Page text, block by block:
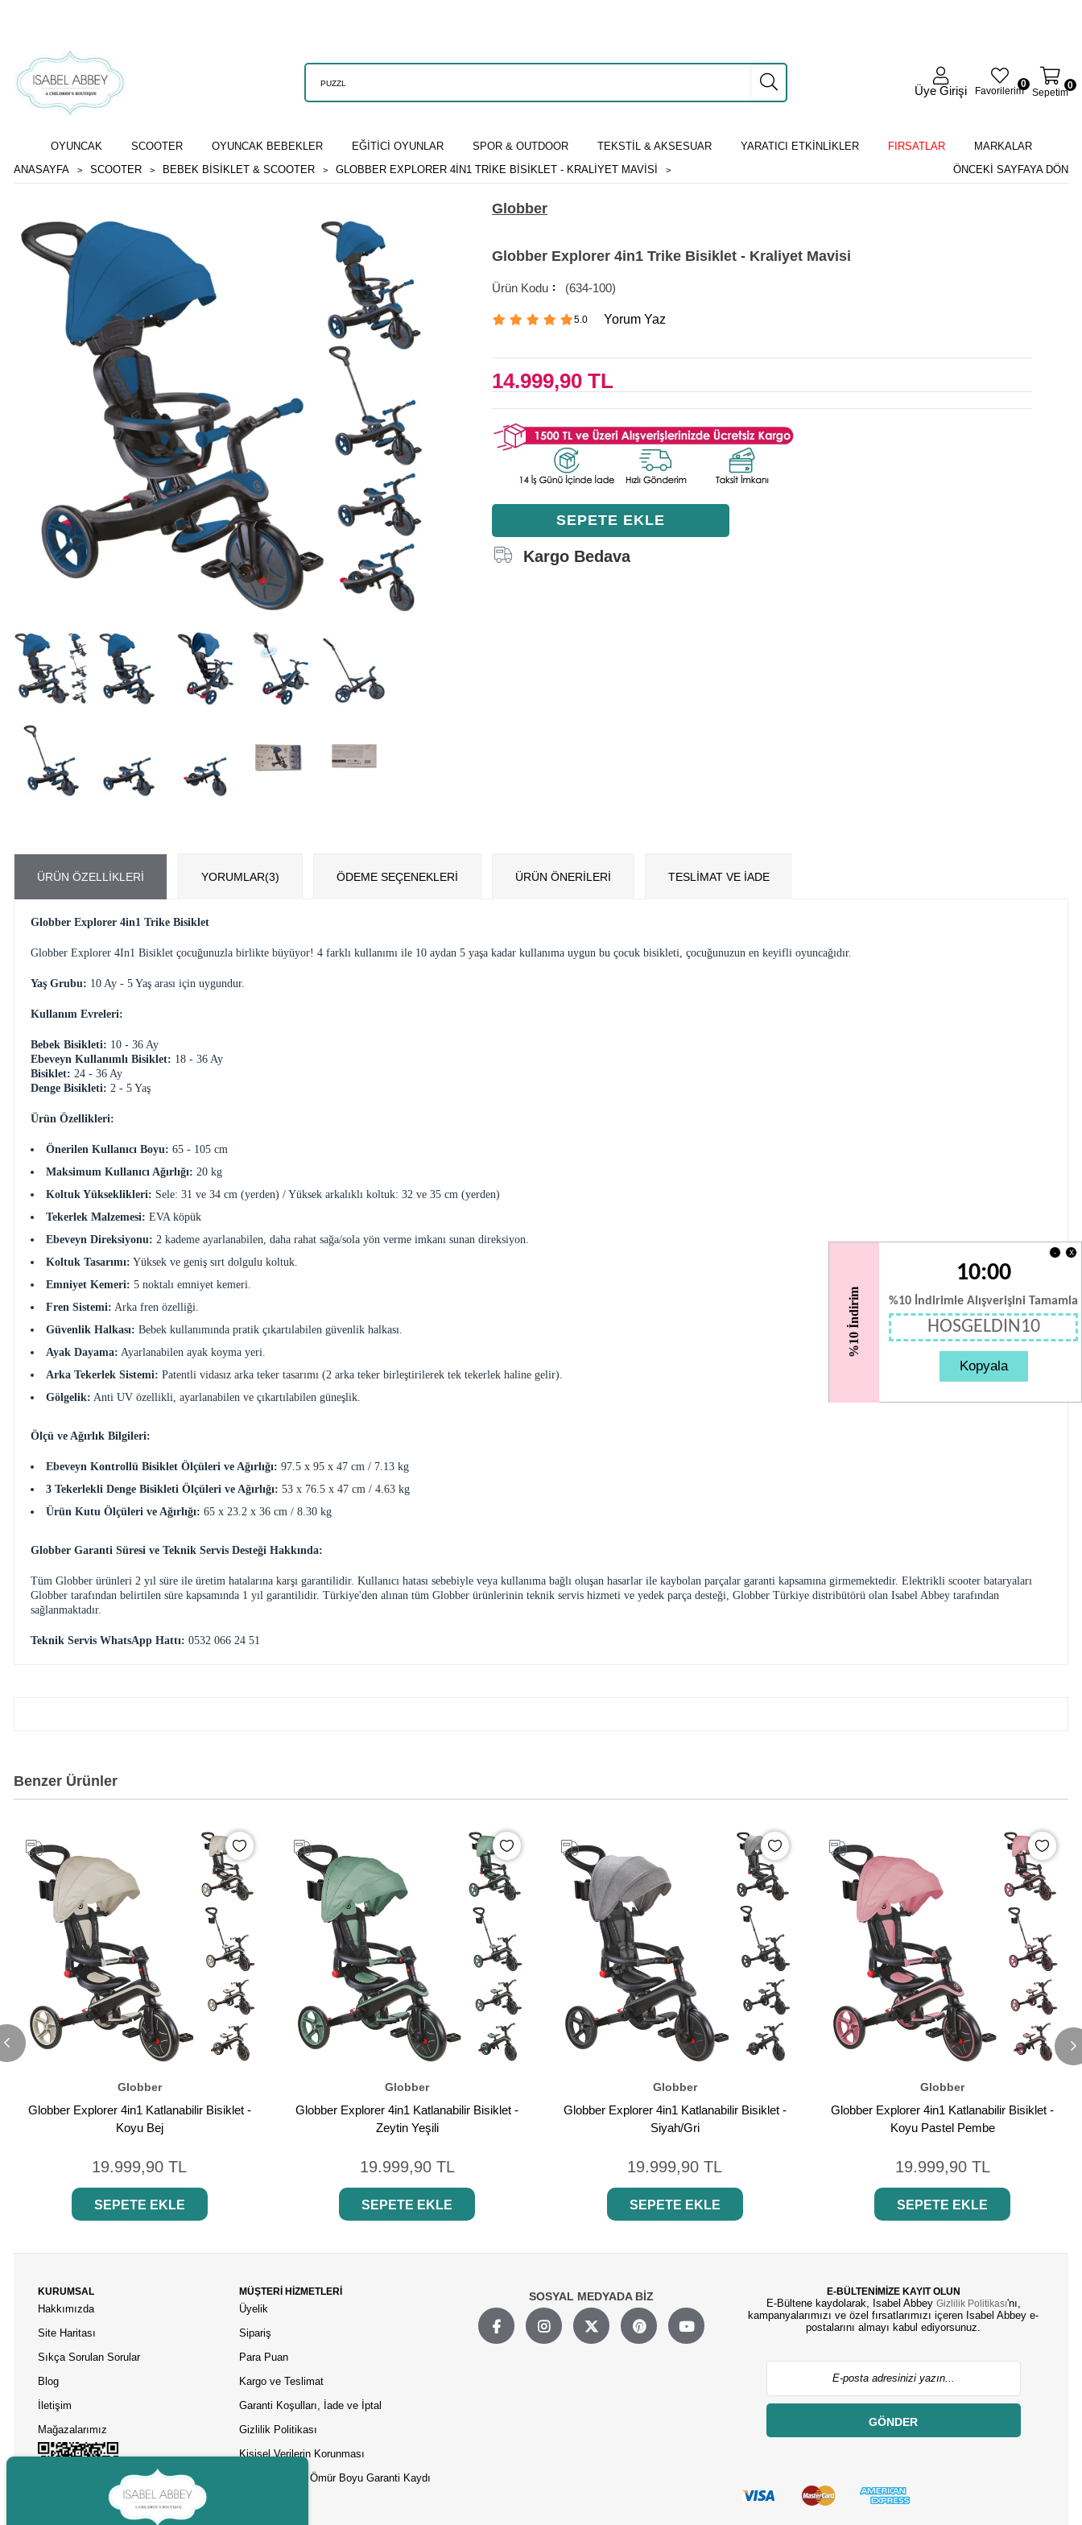
%10 İndirim
10:00
%10 İndirimle Alışverişini Tamamla
HOSGELDIN10
Kopyala
X
-
Üye Girişi Favorilerim
0
Sepetim
0
OYUNCAK SCOOTER OYUNCAK BEBEKLER EĞİTİCİ OYUNLAR SPOR & OUTDOOR TEKSTİL & AKSESUAR YARATICI ETKİNLİKLER FIRSATLAR
MARKALAR
ANASAYFA
SCOOTER BEBEK BISIKLET & SCOOTER GLOBBER EXPLORER 4IN1 TRIKE BISIKLET - KRALIYET MAVISI ÖNCEKI SAYFAYA DÖN
Globber
Globber Explorer 4in1 Trike Bisiklet - Kraliyet Mavisi
(634-100)
5.0 Yorum Yaz
14.999,90 TL
Kargo Bedava
ÜRÜN ÖZELLIKLERI YORUMLAR(3) ÖDEME SEÇENEKLERI ÜRÜN ÖNERILERI TESLİMAT VE İADE
Globber Explorer 4in1 Trike Bisiklet
Globber Explorer 4In1 Bisiklet çocuğunuzla birlikte büyüyor! 4 farklı kullanımı ile 10 aydan 5 yaşa kadar kullanıma uygun bu çocuk bisikleti, çocuğunuzun en keyifli oyuncağıdır.
Yaş Grubu: 10 Ay - 5 Yaş arası için uygundur.
Kullanım Evreleri:
Bebek Bisikleti: 10 - 36 Ay
Ebeveyn Kullanımlı Bisiklet: 18 - 36 Ay
Bisiklet: 24 - 36 Ay
Denge Bisikleti: 2 - 5 Yaş
Ürün Özellikleri:
Önerilen Kullanıcı Boyu: 65 - 105 cm
Maksimum Kullanıcı Ağırlığı: 20 kg
Koltuk Yükseklikleri: Sele: 31 ve 34 cm (yerden) / Yüksek arkalıklı koltuk: 32 ve 35 cm (yerden)
Tekerlek Malzemesi: EVA köpük
Ebeveyn Direksiyonu: 2 kademe ayarlanabilen, daha rahat sağa/sola yön verme imkanı sunan direksiyon.
Koltuk Tasarımı: Yüksek ve geniş sırt dolgulu koltuk.
Emniyet Kemeri: 5 noktalı emniyet kemeri.
Fren Sistemi: Arka fren özelliği.
Güvenlik Halkası: Bebek kullanımında pratik çıkartılabilen güvenlik halkası.
Ayak Dayama: Ayarlanabilen ayak koyma yeri.
Arka Tekerlek Sistemi: Patentli vidasız arka teker tasarımı (2 arka teker birleştirilerek tek tekerlek haline gelir).
Gölgelik: Anti UV özellikli, ayarlanabilen ve çıkartılabilen güneşlik.
Ölçü ve Ağırlık Bilgileri:
Ebeveyn Kontrollü Bisiklet Ölçüleri ve Ağırlığı: 97.5 x 95 x 47 cm / 7.13 kg
3 Tekerlekli Denge Bisikleti Ölçüleri ve Ağırlığı: 53 x 76.5 x 47 cm / 4.63 kg
Ürün Kutu Ölçüleri ve Ağırlığı: 65 x 23.2 x 36 cm / 8.30 kg
Globber Garanti Süresi ve Teknik Servis Desteği Hakkında:
Tüm Globber ürünleri 2 yıl süre ile üretim hatalarına karşı garantilidir. Kullanıcı hatası sebebiyle veya kullanıma bağlı oluşan hasarlar ile kaybolan parçalar garanti kapsamına girmemektedir. Elektrikli scooter bataryaları
Globber tarafından belirtilen süre kapsamında 1 yıl garantilidir. Türkiye'den alınan tüm Globber ürünlerinin teknik servis hizmeti ve yedek parça desteği, Globber Türkiye distribütörü olan Isabel Abbey tarafından
sağlanmaktadır.
Teknik Servis WhatsApp Hattı: 0532 066 24 51
Benzer Ürünler
Globber
Globber Explorer 4in1 Katlanabilir Bisiklet -
Koyu Bej
19.999,90 TL
SEPETE EKLE
Globber
Globber Explorer 4in1 Katlanabilir Bisiklet -
Zeytin Yeşili
19.999,90 TL
SEPETE EKLE
Globber
Globber Explorer 4in1 Katlanabilir Bisiklet -
Siyah/Gri
19.999,90 TL
SEPETE EKLE
Globber
Globber Explorer 4in1 Katlanabilir Bisiklet -
Koyu Pastel Pembe
19.999,90 TL
SEPETE EKLE
KURUMSAL
Hakkımızda
Site Haritası
Sıkça Sorulan Sorular
Blog
İletişim
Mağazalarımız
MÜŞTERİ HİZMETLERİ
Üyelik
Sipariş
Para Puan
Kargo ve Teslimat
Garanti Koşulları, İade ve İptal
Gizlilik Politikası
Kişisel Verilerin Korunması
Asobu Termos Ömür Boyu Garanti Kaydı
SOSYAL MEDYADA BİZ E-BÜLTENİMİZE KAYIT OLUN
E-Bültene kaydolarak, Isabel Abbey Gizlilik Politikası'nı,
kampanyalarımızı ve özel fırsatlarımızı içeren Isabel Abbey e-
postalarını almayı kabul ediyorsunuz.
GÖNDER